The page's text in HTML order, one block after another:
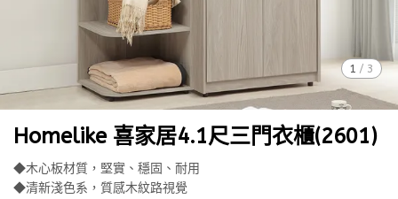
1 / 3
Homelike 喜家居4.1尺三門衣櫃(2601)
◆木心板材質，堅實、穩固、耐用
◆清新淺色系，質感木紋路視覺